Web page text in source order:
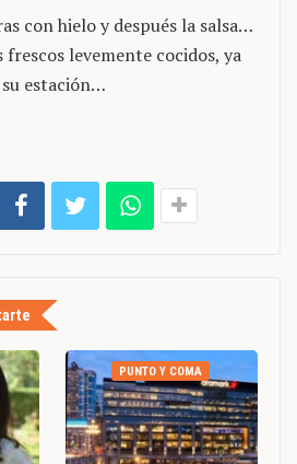
con hielo y después la salsa…
frescos levemente cocidos, ya
su estación…
PUNTO Y COMA